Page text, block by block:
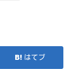
はてブ